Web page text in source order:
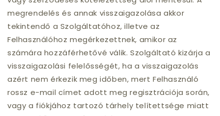
megrendelés és annak visszaigazolása akkor
tekintendő a Szolgáltatóhoz, illetve az
Felhasználóhoz megérkezettnek, amikor az
számára hozzáférhetővé válik. Szolgáltató kizárja a
visszaigazolási felelősségét, ha a visszaigazolás
azért nem érkezik meg időben, mert Felhasználó
rossz e-mail címet adott meg regisztrációja során,
vagy a fiókjához tartozó tárhely telítettsége miatt